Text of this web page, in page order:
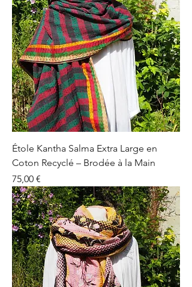
Étole Kantha Salma Extra Large en
Coton Recyclé – Brodée à la Main
Prix
75,00 €